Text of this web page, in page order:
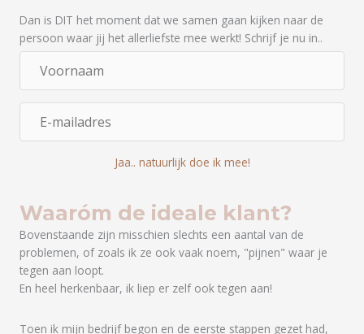
Dan is DIT het moment dat we samen gaan kijken naar de
persoon waar jij het allerliefste mee werkt! Schrijf je nu in..
o
m
a
d
r
e
s
Jaa.. natuurlijk doe ik mee!
Waaróm de ideale klant?
Bovenstaande zijn misschien slechts een aantal van de
problemen, of zoals ik ze ook vaak noem, "pijnen" waar je
tegen aan loopt.
En heel herkenbaar, ik liep er zelf ook tegen aan!
Toen ik mijn bedrijf begon en de eerste stappen gezet had,